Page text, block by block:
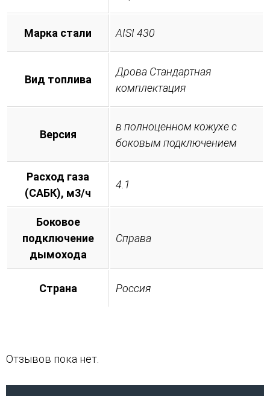
Марка стали AISI 430
Вид топлива
Дрова Стандартная
комплектация
Версия
в полноценном кожухе с
боковым подключением
Расход газа
(САБК), м3/ч
4.1
Боковое
подключение
дымохода
Справа
Страна Россия
Отзывов пока нет.